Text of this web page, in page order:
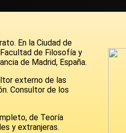
En la Ciudad de
de Filosofía y
de Madrid, España.
externo de las
Consultor de los
de Teoría
y extranjeras.